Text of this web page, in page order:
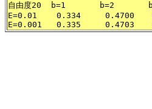
自由度20  b=1
E=0.01    0.334     0.4700